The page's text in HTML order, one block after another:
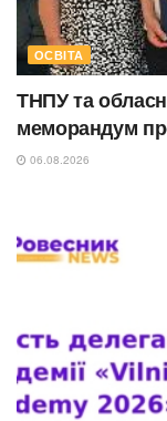
ОСВІТА
ТНПУ та
меморандум
06.08.2026